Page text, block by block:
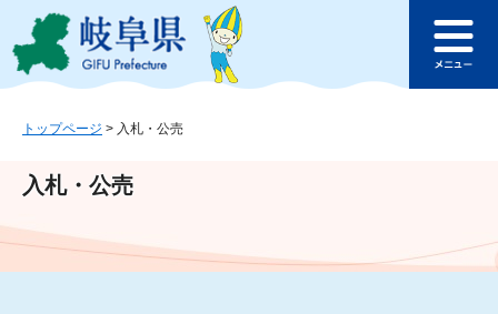
ジ
ュ
文
このページの本文へ
ュ
トップページ > 入札・公売
入札・公売